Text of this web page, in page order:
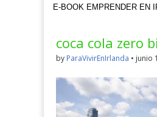
E-BOOK EMPRENDER EN
coca cola zero
by ParaVivirEnIrlanda • junio